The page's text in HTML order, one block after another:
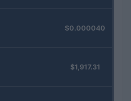
$0.000040
$1,917.31